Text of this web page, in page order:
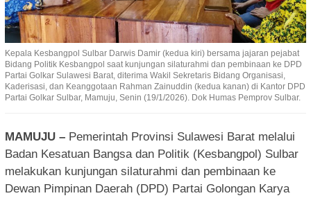
Kepala Kesbangpol Sulbar Darwis Damir (kedua kiri) bersama jajaran pejabat
Bidang Politik Kesbangpol saat kunjungan silaturahmi dan pembinaan ke DPD
Partai Golkar Sulawesi Barat, diterima Wakil Sekretaris Bidang Organisasi,
Kaderisasi, dan Keanggotaan Rahman Zainuddin (kedua kanan) di Kantor DPD
Partai Golkar Sulbar, Mamuju, Senin (19/1/2026). Dok Humas Pemprov Sulbar.
MAMUJU – Pemerintah Provinsi Sulawesi Barat melalui
Badan Kesatuan Bangsa dan Politik (Kesbangpol) Sulbar
melakukan kunjungan silaturahmi dan pembinaan ke
Dewan Pimpinan Daerah (DPD) Partai Golongan Karya